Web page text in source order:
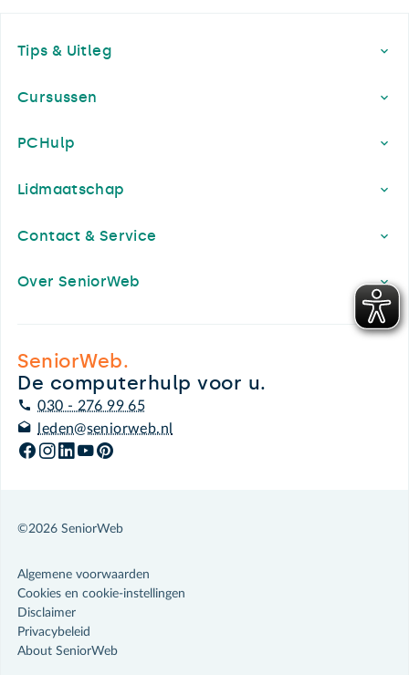
Tips & Uitleg
Cursussen
PCHulp
Lidmaatschap
Contact & Service
Over SeniorWeb
SeniorWeb.
De computerhulp voor u.
030 - 276 99 65
leden@seniorweb.nl
©2026 SeniorWeb
Algemene voorwaarden
Cookies en cookie-instellingen
Disclaimer
Privacybeleid
About SeniorWeb